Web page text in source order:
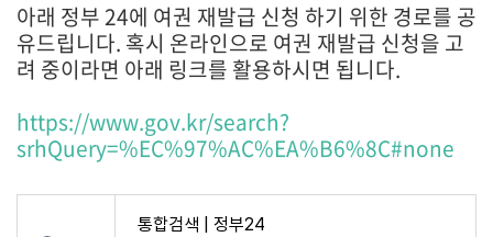
아래 정부 24에 여권 재발급 신청 하기 위한 경로를 공
유드립니다. 혹시 온라인으로 여권 재발급 신청을 고
려 중이라면 아래 링크를 활용하시면 됩니다.
https://www.gov.kr/search?
srhQuery=%EC%97%AC%EA%B6%8C#none
통합검색 | 정부24